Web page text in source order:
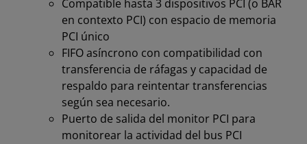
Compatible hasta 3 dispositivos PCI (o BAR
en contexto PCI) con espacio de memoria
PCI único
FIFO asíncrono con compatibilidad con
transferencia de ráfagas y capacidad de
respaldo para reintentar transferencias
según sea necesario.
Puerto de salida del monitor PCI para
monitorear la actividad del bus PCI